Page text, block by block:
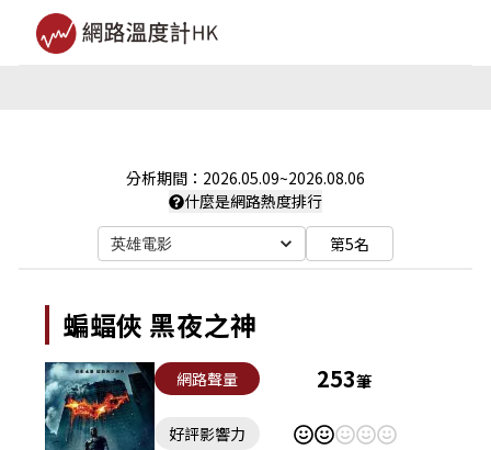
分析期間： 2026.05.09~2026.08.06
什麼是網路熱度排行
英雄電影 第5名
蝙蝠俠 黑夜之神
網路聲量 253筆
好評影響力